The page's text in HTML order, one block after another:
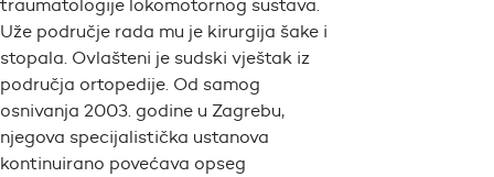
traumatologije lokomotornog sustava.
Uže područje rada mu je kirurgija šake i
stopala. Ovlašteni je sudski vještak iz
područja ortopedije. Od samog
osnivanja 2003. godine u Zagrebu,
njegova specijalistička ustanova
kontinuirano povećava opseg